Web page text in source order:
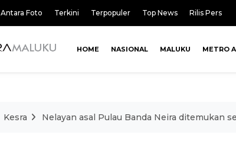
Antara Foto Terkini Terpopuler Top News Rilis Pers
HOME NASIONAL MALUKU METRO
Kesra Nelayan asal Pulau Banda Neira ditemukan